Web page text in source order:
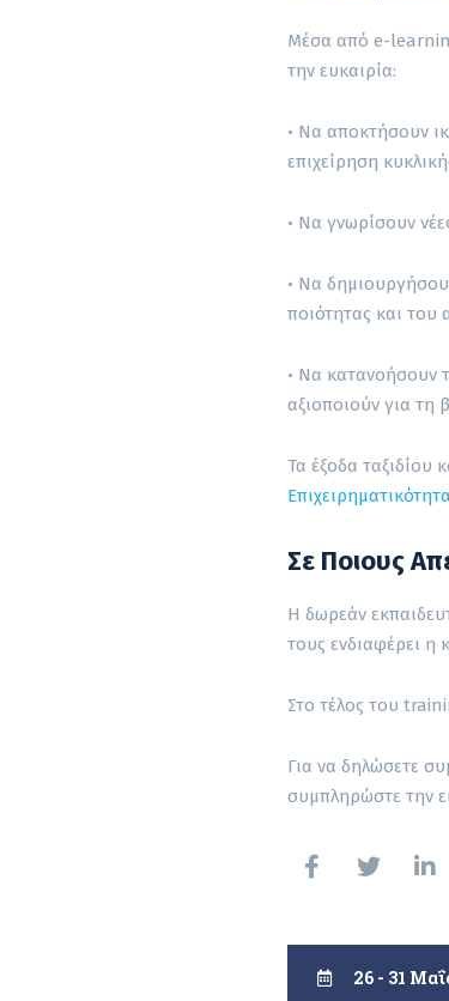
Μέσα από e-learning
την ευκαιρία:
• Να αποκτήσουν
επιχείρηση
• Να γνωρίσουν
• Να
ποιότητας και του
• Να κατανοήσουν
αξιοποιούν για τη
Τα έξοδα ταξιδίου
Σε Ποιους
Η δωρεάν
τους ενδιαφέρει η
Στο τέλος του
Για να δηλώσετε
συμπληρώστε την
26 - 31